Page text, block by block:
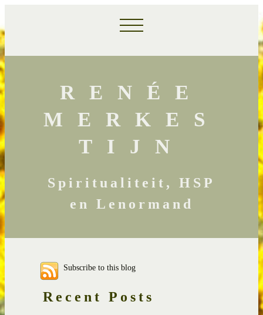
RENÉE
MERKES
TIJN
Spiritualiteit, HSP
en Lenormand
Subscribe to this blog
Recent Posts